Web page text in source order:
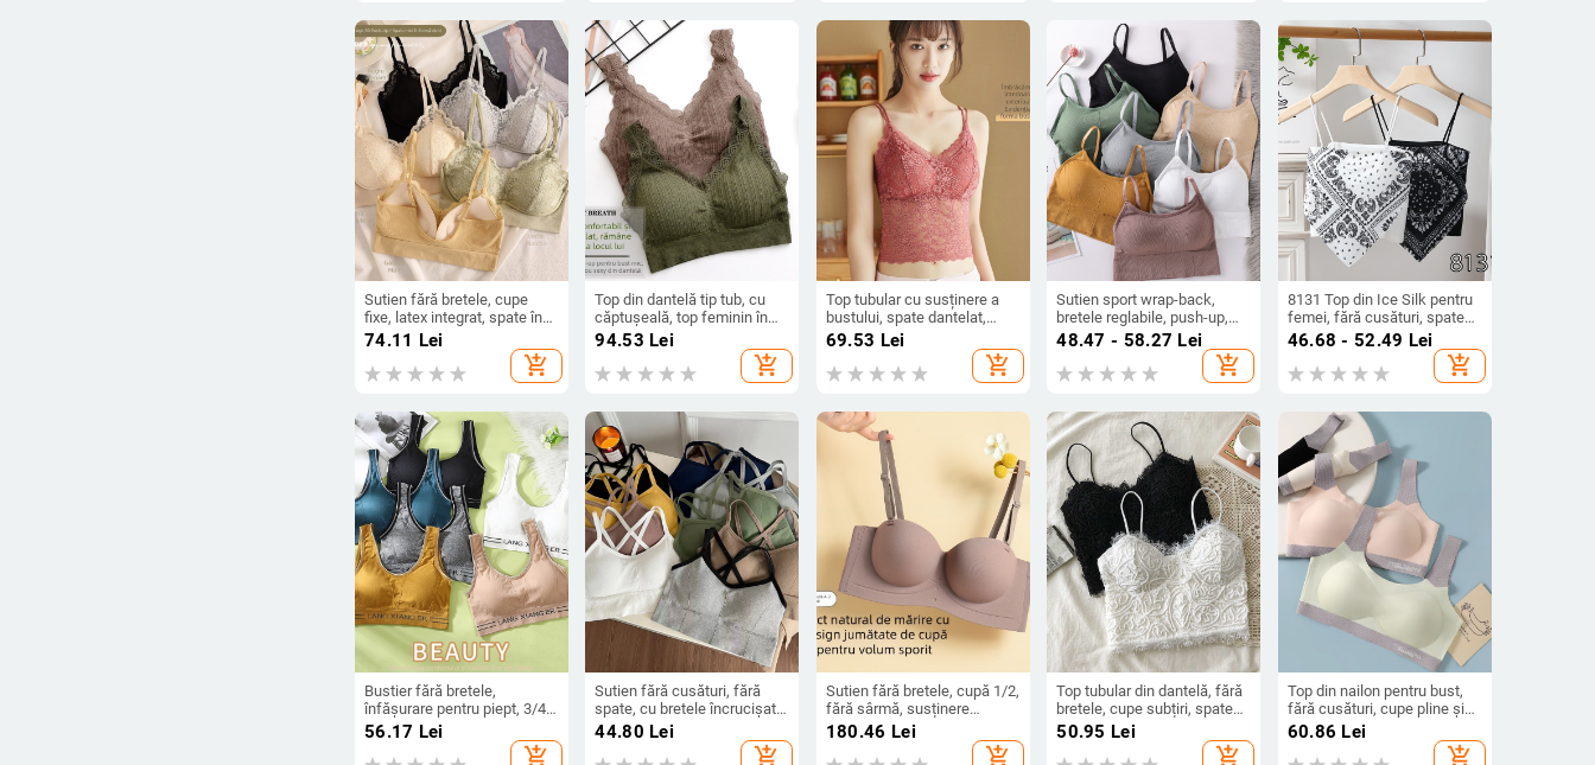
Sutien fără bretele, cupe
fixe, latex integrat, spate în
formă de U, fără armături
cusături
74.11 Lei
add_shopping_cart
Top din dantelă tip tub, cu
căptușeală, top feminin în
stil vestă, material Modal
94.53 Lei
add_shopping_cart
Top tubular cu susținere a
bustului, spate dantelat,
material nylon, 80% nylon,
cupe pline, bretele reglabile
69.53 Lei
add_shopping_cart
Sutien sport wrap-back,
bretele reglabile, push-up,
nailon, 86% material
48.47 - 58.27 Lei
add_shopping_cart
8131 Top din Ice Silk pentru
femei, fără cusături, spate
frumos, imprimeu cu flori
46.68 - 52.49 Lei
add_shopping_cart
Bustier fără bretele,
înfășurare pentru piept, 3/4
cupă, formă: sus subțire, jos
gros, respirabil, fără
56.17 Lei
add_shopping_cart
Sutien fără cusături, fără
spate, cu bretele încrucișate
și pernuțe detașabile
44.80 Lei
add_shopping_cart
Sutien fără bretele, cupă 1/2,
fără sârmă, susținere
ușoară, material principal:
nailon 70–80%, căptușeală
180.46 Lei
add_shopping_cart
Top tubular din dantelă, fără
bretele, cupe subțiri, spate
deschis, confort respirabil
50.95 Lei
add_shopping_cart
Top din nailon pentru bust,
fără cusături, cupe pline și
cupe modelate subțiri, stil
vestă, minimalist, respirabil
60.86 Lei
add_shopping_cart